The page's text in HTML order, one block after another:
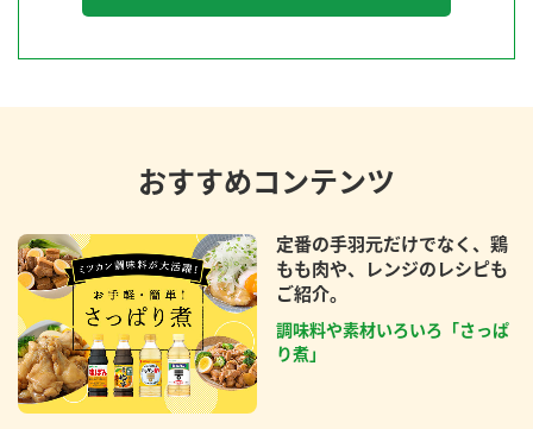
おすすめコンテンツ
定番の手羽元だけでなく、鶏
もも肉や、レンジのレシピも
ご紹介。
調味料や素材いろいろ「さっぱ
り煮」